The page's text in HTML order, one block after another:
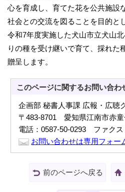
心を育成し、育てた花を公共施設
社会との交流を図ることを目的と
令和7年度実施した犬山市立犬山
りの種を受け継いで育て、採れた
贈呈します。
このページに関するお問い合わ
企画部 秘書人事課 広報・広聴
〒483-8701 愛知県江南市赤童
電話：0587-50-0293 ファクス
お問い合わせは専用フォー
前のページへ戻る